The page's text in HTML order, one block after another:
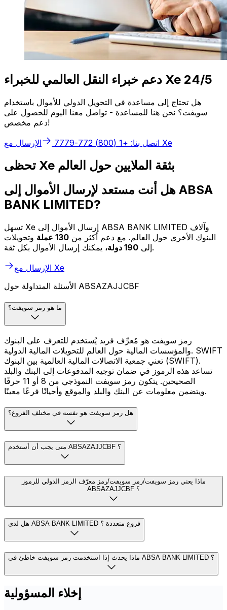
دعم خبراء النقل العالمي للخبراء Xe 24/5
هل تحتاج إلى مساعدة في التحويل الدولي للأموال باستخدام
سويفت؟ نحن هنا للمساعدة - تواصل معنا اليوم للحصول على
دعم مخصص!
اتصل بنا: +1 (800) 772-7779 الإرسال مع Xe
تحظى Xe بثقة الملايين حول العالم
هل أنت مستعد لإرسال الأموال إلى ABSA
BANK LIMITED?
تسهل Xe إرسال الأموال إلى ABSA BANK LIMITED وآلاف
البنوك الأخرى حول العالم. مع دعم أكثر من 130 عملة
وتحويلات
إلى 190 دولة،
يمكنك إرسال الأموال بكل ثقة.
الإرسال مع Xe
الأسئلة المتداولة حول ABSAZAJJCBF
ما هو رمز سويفت؟
رمز سويفت هو مُعرِّف فريد يُستخدم للتعرف على البنوك
والمؤسسات المالية حول العالم للتحويلات المالية الدولية. SWIFT
تعني جمعية الاتصالات المالية العالمية بين البنوك (SWIFT).
تساعد هذه الرموز في ضمان توجيه المدفوعات إلى البنك والبلد
الصحيحين. يتكون رمز سويفت النموذجي من 8 أو 11 حرفًا
ويتضمن معلومات عن البنك والبلد والموقع وأحيانًا فرعًا معينًا.
هل رمز سويفت هو نفسه في مختلف الفروع؟
متى يجب أن أستخدم ABSAZAJJCBF ؟
ماذا يعني رمز سويفت/رمز سويفت/رمز معرّف الرمز الدولي للرموز
ABSAZAJJCBF ؟
هل لدى ABSA BANK LIMITED فروع متعددة ؟
ماذا يحدث إذا استخدمت رمز سويفت خاطئ في ABSA BANK LIMITED ؟
إخلاء المسؤولية